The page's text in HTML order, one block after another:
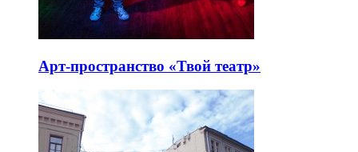
Арт-пространство «Твой театр»